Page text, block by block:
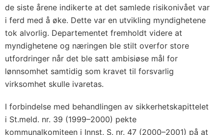
de siste årene indikerte at det samlede risikonivået var
i ferd med å øke. Dette var en utvikling myndighetene
tok alvorlig. Departementet fremholdt videre at
myndighetene og næringen ble stilt overfor store
utfordringer når det ble satt ambisiøse mål for
lønnsomhet samtidig som kravet til forsvarlig
virksomhet skulle ivaretas.
I forbindelse med behandlingen av sikkerhetskapittelet
i St.meld. nr. 39 (1999–2000) pekte
kommunalkomiteen i Innst. S. nr. 47 (2000–2001) på at